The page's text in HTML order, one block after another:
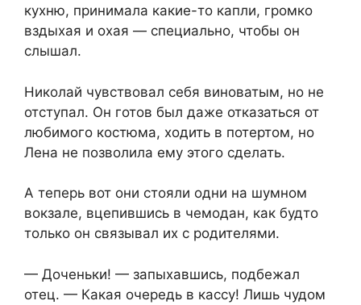
кухню, принимала какие-то капли, громко
вздыхая и охая — специально, чтобы он
слышал.
Николай чувствовал себя виноватым, но не
отступал. Он готов был даже отказаться от
любимого костюма, ходить в потертом, но
Лена не позволила ему этого сделать.
А теперь вот они стояли одни на шумном
вокзале, вцепившись в чемодан, как будто
только он связывал их с родителями.
— Доченьки! — запыхавшись, подбежал
отец. — Какая очередь в кассу! Лишь чудом